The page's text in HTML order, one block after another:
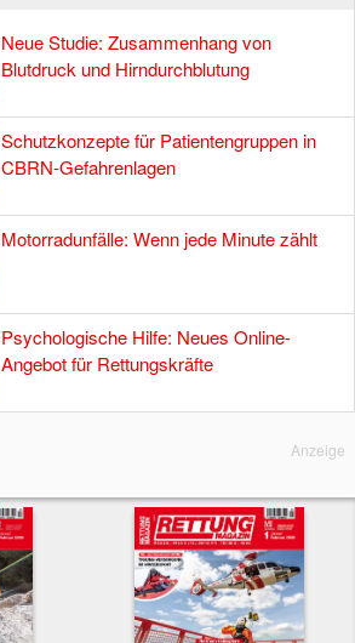
Neue Studie: Zusammenhang von
Blutdruck und Hirndurchblutung
Schutzkonzepte für Patientengruppen in
CBRN-Gefahrenlagen
Motorradunfälle: Wenn jede Minute zählt
Psychologische Hilfe: Neues Online-
Angebot für Rettungskräfte
Anzeige